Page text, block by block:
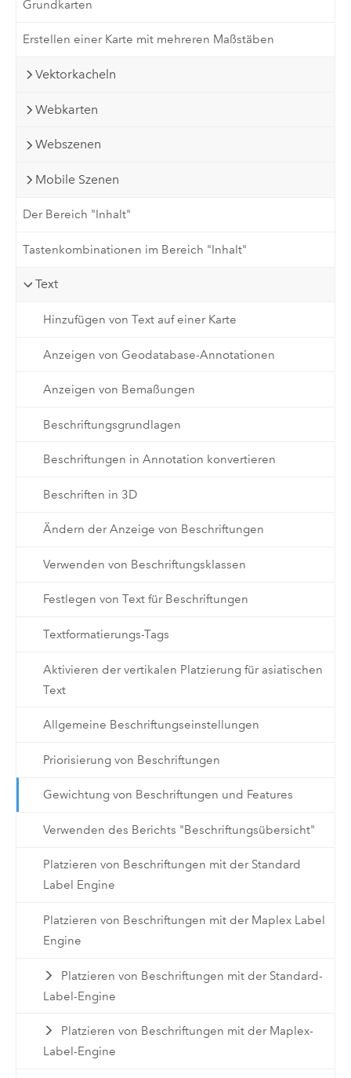
Grundkarten
Erstellen einer Karte mit mehreren Maßstäben
Vektorkacheln
Webkarten
Webszenen
Mobile Szenen
Der Bereich "Inhalt"
Tastenkombinationen im Bereich "Inhalt"
Text
Hinzufügen von Text auf einer Karte
Anzeigen von Geodatabase-Annotationen
Anzeigen von Bemaßungen
Beschriftungsgrundlagen
Beschriftungen in Annotation konvertieren
Beschriften in 3D
Ändern der Anzeige von Beschriftungen
Verwenden von Beschriftungsklassen
Festlegen von Text für Beschriftungen
Textformatierungs-Tags
Aktivieren der vertikalen Platzierung für asiatischen
Text
Allgemeine Beschriftungseinstellungen
Priorisierung von Beschriftungen
Gewichtung von Beschriftungen und Features
Verwenden des Berichts "Beschriftungsübersicht"
Platzieren von Beschriftungen mit der Standard
Label Engine
Platzieren von Beschriftungen mit der Maplex Label
Engine
Platzieren von Beschriftungen mit der Standard-
Label-Engine
Platzieren von Beschriftungen mit der Maplex-
Label-Engine